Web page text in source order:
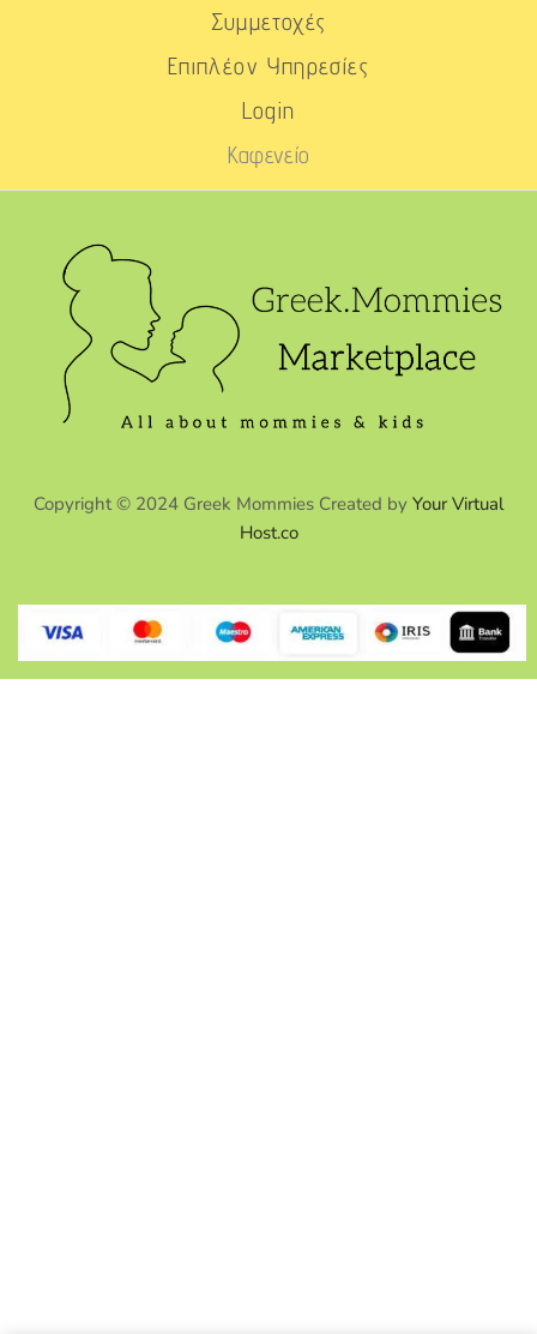
Συμμετοχές
Επιπλέον Υπηρεσίες
Login
Καφενείο
Copyright © 2024 Greek Mommies Created by Your Virtual
Host.co